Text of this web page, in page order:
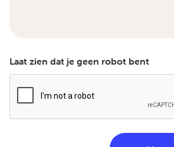
Laat zien dat je geen robot bent